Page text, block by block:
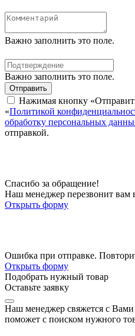
Важно заполнить это поле.
Важно заполнить это поле.
Отправить
Нажимая кнопку
«Политикой
обработку персональных
отправкой.
Спасибо за обращение!
Наш менеджер перезвонит вам
Открыть форму
Ошибка при отправке.
Открыть форму
Подобрать нужный товар
Оставьте заявку
Наш менеджер свяжется с Вами
поможет с поиском нужного